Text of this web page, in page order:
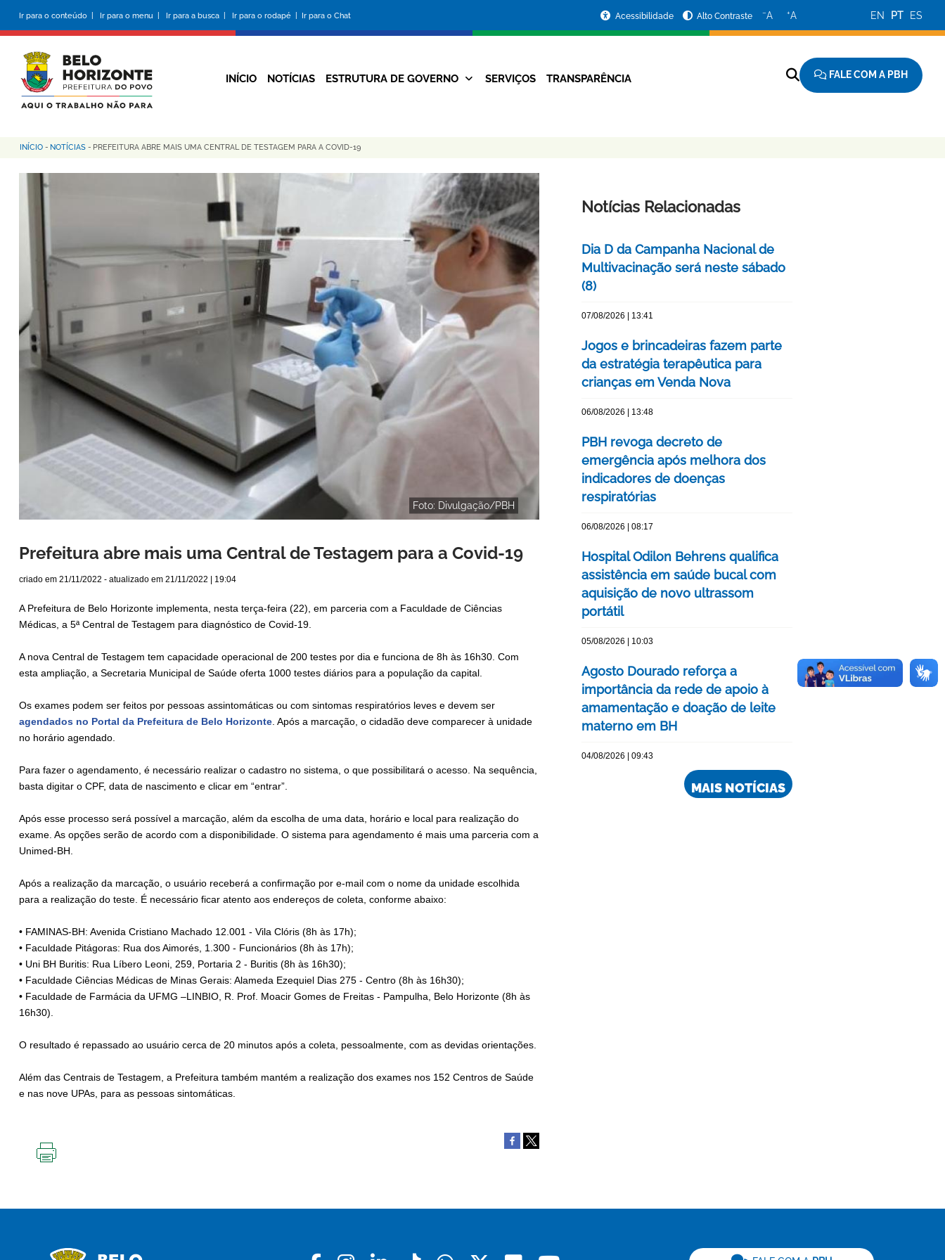
conteúdo
principal
Ir para o conteúdo | Ir para o menu | Ir para a busca | Ir para o rodapé | Ir para o Chat
da
Prefeitura
Acessibilidade Alto Contraste −A +A EN PT ES
Navegação
INÍCIO NOTÍCIAS ESTRUTURA DE GOVERNO SERVIÇOS TRANSPARÊNCIA FALE COM A PBH
Trilha
de
navegação
INÍCIO - NOTÍCIAS - PREFEITURA ABRE MAIS UMA CENTRAL DE TESTAGEM PARA A COVID-19
Foto: Divulgação/PBH
Prefeitura abre mais uma Central de Testagem para a Covid-19
criado em 21/11/2022 - atualizado em 21/11/2022 | 19:04
A Prefeitura de Belo Horizonte implementa, nesta terça-feira (22), em parceria com a Faculdade de Ciências
Médicas, a 5ª Central de Testagem para diagnóstico de Covid-19.
A nova Central de Testagem tem capacidade operacional de 200 testes por dia e funciona de 8h às 16h30. Com
esta ampliação, a Secretaria Municipal de Saúde oferta 1000 testes diários para a população da capital.
Os exames podem ser feitos por pessoas assintomáticas ou com sintomas respiratórios leves e devem ser
agendados no Portal da Prefeitura de Belo Horizonte. Após a marcação, o cidadão deve comparecer à unidade
no horário agendado.
Para fazer o agendamento, é necessário realizar o cadastro no sistema, o que possibilitará o acesso. Na sequência,
basta digitar o CPF, data de nascimento e clicar em “entrar”.
Após esse processo será possível a marcação, além da escolha de uma data, horário e local para realização do
exame. As opções serão de acordo com a disponibilidade. O sistema para agendamento é mais uma parceria com a
Unimed-BH.
Após a realização da marcação, o usuário receberá a confirmação por e-mail com o nome da unidade escolhida
para a realização do teste. É necessário ficar atento aos endereços de coleta, conforme abaixo:
• FAMINAS-BH: Avenida Cristiano Machado 12.001 - Vila Clóris (8h às 17h);
• Faculdade Pitágoras: Rua dos Aimorés, 1.300 - Funcionários (8h às 17h);
• Uni BH Buritis: Rua Líbero Leoni, 259, Portaria 2 - Buritis (8h às 16h30);
• Faculdade Ciências Médicas de Minas Gerais: Alameda Ezequiel Dias 275 - Centro (8h às 16h30);
• Faculdade de Farmácia da UFMG –LINBIO, R. Prof. Moacir Gomes de Freitas - Pampulha, Belo Horizonte (8h às
16h30).
O resultado é repassado ao usuário cerca de 20 minutos após a coleta, pessoalmente, com as devidas orientações.
Além das Centrais de Testagem, a Prefeitura também mantém a realização dos exames nos 152 Centros de Saúde
e nas nove UPAs, para as pessoas sintomáticas.
Notícias Relacionadas
Dia D da Campanha Nacional de
Multivacinação será neste sábado
(8)
07/08/2026 | 13:41
Jogos e brincadeiras fazem parte
da estratégia terapêutica para
crianças em Venda Nova
06/08/2026 | 13:48
PBH revoga decreto de
emergência após melhora dos
indicadores de doenças
respiratórias
06/08/2026 | 08:17
Hospital Odilon Behrens qualifica
assistência em saúde bucal com
aquisição de novo ultrassom
portátil
05/08/2026 | 10:03
Agosto Dourado reforça a
importância da rede de apoio à
amamentação e doação de leite
materno em BH
04/08/2026 | 09:43
MAIS NOTÍCIAS